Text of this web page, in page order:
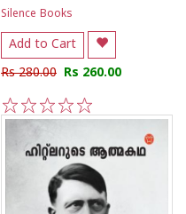
Silence Books
Add to Cart
Rs 280.00 Rs 260.00
5
4
3
2
1